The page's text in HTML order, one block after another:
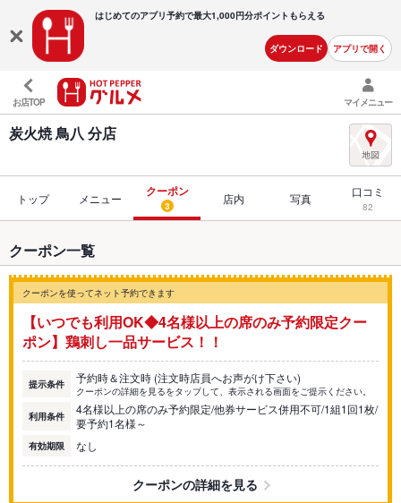
はじめてのアプリ予約で最大1,000円分ポイントもらえる
ダウンロード アプリで開く
お店TOP マイメニュー
炭火焼 鳥八 分店
トップ メニュー クーポン
3 店内 写真 口コミ
82
クーポン一覧
クーポンを使ってネット予約できます
【いつでも利用OK◆4名様以上の席のみ予約限定クー
ポン】鶏刺し一品サービス！！
提示条件 予約時＆注文時 (注文時店員へお声がけ下さい)
クーポンの詳細を見るをタップして、表示される画面をご提示ください。
利用条件
4名様以上の席のみ予約限定/他券サービス併用不可/1組1回1枚/
要予約1名様～
有効期限 なし
クーポンの詳細を見る